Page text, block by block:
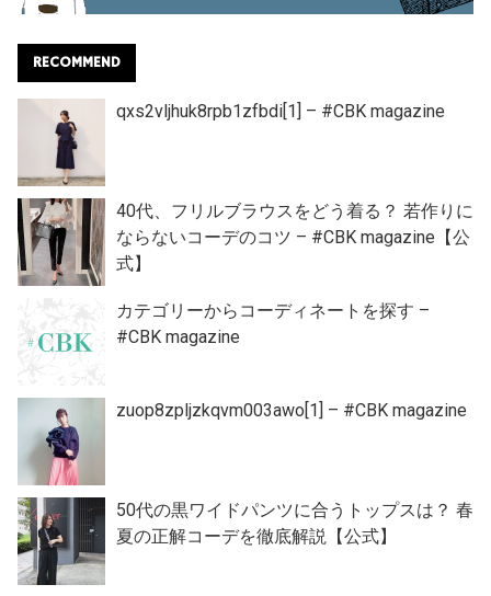
RECOMMEND
qxs2vljhuk8rpb1zfbdi[1] – #CBK magazine
40代、フリルブラウスをどう着る？ 若作りに
ならないコーデのコツ – #CBK magazine【公
式】
カテゴリーからコーディネートを探す –
#CBK magazine
zuop8zpljzkqvm003awo[1] – #CBK magazine
50代の黒ワイドパンツに合うトップスは？ 春
夏の正解コーデを徹底解説【公式】